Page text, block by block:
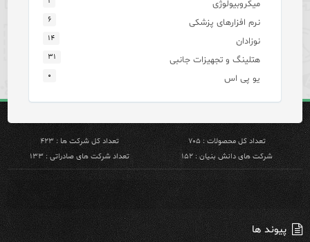
میکروبیولوژی
نرم افزارهای پزشکی ۶
نوزادان ۱۴
هتلینگ و تجهیزات جانبی ۳۱
یو پی اس ۰
تعداد کل محصولات : ۷۰۵
تعداد کل شرکت ها : ۴۲۳
شرکت های دانش بنیان : ۱۵۲
تعداد شرکت های صادراتی : ۱۳۳
پیوند ها